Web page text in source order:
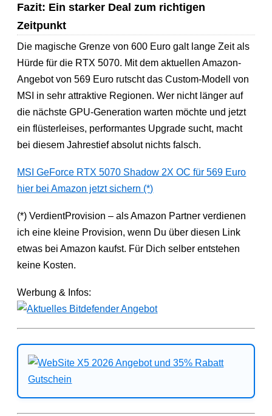
Fazit: Ein starker Deal zum richtigen
Zeitpunkt
Die magische Grenze von 600 Euro galt lange Zeit als
Hürde für die RTX 5070. Mit dem aktuellen Amazon-
Angebot von 569 Euro rutscht das Custom-Modell von
MSI in sehr attraktive Regionen. Wer nicht länger auf
die nächste GPU-Generation warten möchte und jetzt
ein flüsterleises, performantes Upgrade sucht, macht
bei diesem Jahrestief absolut nichts falsch.
MSI GeForce RTX 5070 Shadow 2X OC für 569 Euro
hier bei Amazon jetzt sichern (*)
(*) VerdientProvision – als Amazon Partner verdienen
ich eine kleine Provision, wenn Du über diesen Link
etwas bei Amazon kaufst. Für Dich selber entstehen
keine Kosten.
Werbung & Infos: